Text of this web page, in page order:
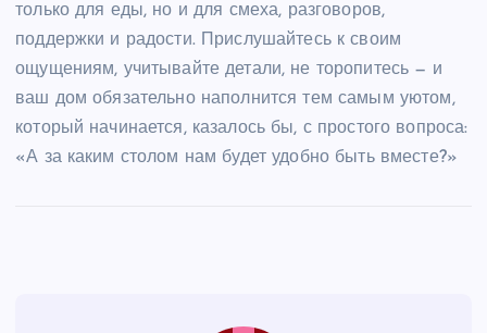
только для еды, но и для смеха, разговоров,
поддержки и радости. Прислушайтесь к своим
ощущениям, учитывайте детали, не торопитесь — и
ваш дом обязательно наполнится тем самым уютом,
который начинается, казалось бы, с простого вопроса:
«А за каким столом нам будет удобно быть вместе?»